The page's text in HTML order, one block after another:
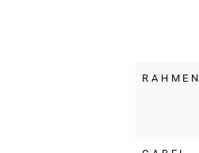
RAHMEN